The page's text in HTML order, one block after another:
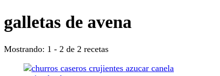
galletas de avena
Mostrando: 1 - 2 de 2 recetas